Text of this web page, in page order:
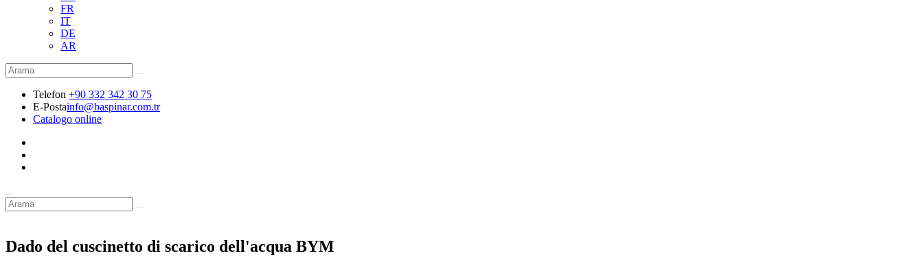
FR
IT
DE
AR
Telefon +90 332 342 30 75
E-Postainfo@baspinar.com.tr
Catalogo online
Dado del cuscinetto di scarico dell'acqua BYM